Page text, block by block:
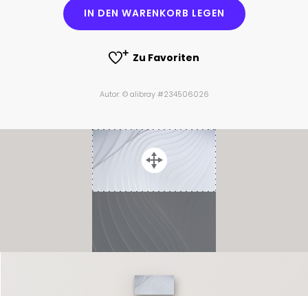
IN DEN WARENKORB LEGEN
Zu Favoriten
Autor: © alibray #234506026